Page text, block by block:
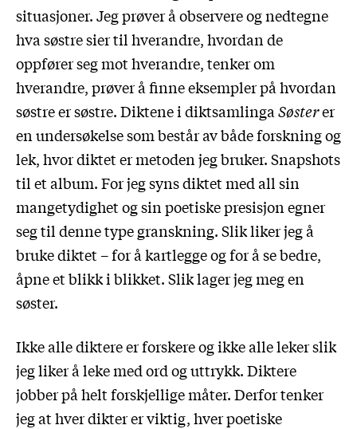
situasjoner. Jeg prøver å observere og nedtegne
hva søstre sier til hverandre, hvordan de
oppfører seg mot hverandre, tenker om
hverandre, prøver å finne eksempler på hvordan
søstre er søstre. Diktene i diktsamlinga Søsterer
en undersøkelse som består av både forskning og
lek, hvor diktet er metoden jeg bruker. Snapshots
til et album. For jeg syns diktet med all sin
mangetydighet og sin poetiske presisjon egner
seg til denne type granskning. Slik liker jeg å
bruke diktet – for å kartlegge og for å se bedre,
åpne et blikk i blikket. Slik lager jeg meg en
søster.
Ikke alle diktere er forskere og ikke alle leker slik
jeg liker å leke med ord og uttrykk. Diktere
jobber på helt forskjellige måter. Derfor tenker
jeg at hver dikter er viktig, hver poetiske